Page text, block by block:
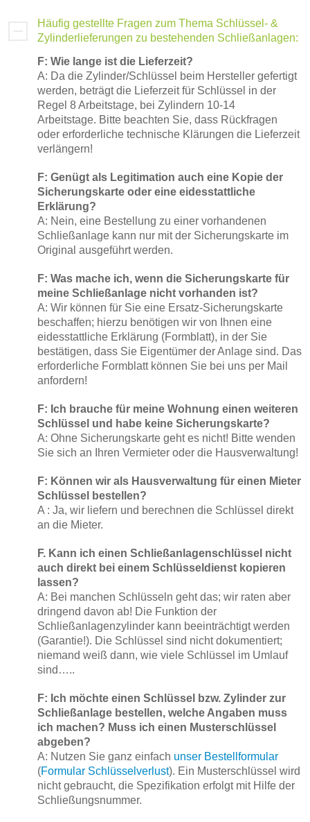
Häufig gestellte Fragen zum Thema Schlüssel- &
Zylinderlieferungen zu bestehenden Schließanlagen:
F: Wie lange ist die Lieferzeit?
A: Da die Zylinder/Schlüssel beim Hersteller gefertigt
werden, beträgt die Lieferzeit für Schlüssel in der
Regel 8 Arbeitstage, bei Zylindern 10-14
Arbeitstage. Bitte beachten Sie, dass Rückfragen
oder erforderliche technische Klärungen die Lieferzeit
verlängern!
F: Genügt als Legitimation auch eine Kopie der
Sicherungskarte oder eine eidesstattliche
Erklärung?
A: Nein, eine Bestellung zu einer vorhandenen
Schließanlage kann nur mit der Sicherungskarte im
Original ausgeführt werden.
F: Was mache ich, wenn die Sicherungskarte für
meine Schließanlage nicht vorhanden ist?
A: Wir können für Sie eine Ersatz-Sicherungskarte
beschaffen; hierzu benötigen wir von Ihnen eine
eidesstattliche Erklärung (Formblatt), in der Sie
bestätigen, dass Sie Eigentümer der Anlage sind. Das
erforderliche Formblatt können Sie bei uns per Mail
anfordern!
F: Ich brauche für meine Wohnung einen weiteren
Schlüssel und habe keine Sicherungskarte?
A: Ohne Sicherungskarte geht es nicht! Bitte wenden
Sie sich an Ihren Vermieter oder die Hausverwaltung!
F: Können wir als Hausverwaltung für einen Mieter
Schlüssel bestellen?
A : Ja, wir liefern und berechnen die Schlüssel direkt
an die Mieter.
F. Kann ich einen Schließanlagenschlüssel nicht
auch direkt bei einem Schlüsseldienst kopieren
lassen?
A: Bei manchen Schlüsseln geht das; wir raten aber
dringend davon ab! Die Funktion der
Schließanlagenzylinder kann beeinträchtigt werden
(Garantie!). Die Schlüssel sind nicht dokumentiert;
niemand weiß dann, wie viele Schlüssel im Umlauf
sind…..
F: Ich möchte einen Schlüssel bzw. Zylinder zur
Schließanlage bestellen, welche Angaben muss
ich machen? Muss ich einen Musterschlüssel
abgeben?
A: Nutzen Sie ganz einfach unser Bestellformular
(Formular Schlüsselverlust). Ein Musterschlüssel wird
nicht gebraucht, die Spezifikation erfolgt mit Hilfe der
Schließungsnummer.